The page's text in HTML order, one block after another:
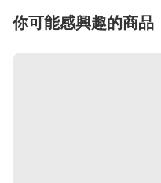
你可能感興趣的商品